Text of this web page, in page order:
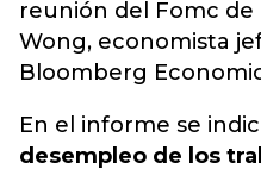
reunión del Fomc de
Wong, economista
Bloomberg
En el informe se
desempleo de los